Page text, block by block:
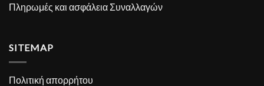
Πληρωμές και ασφάλεια Συναλλαγών
SITEMAP
Πολιτική απορρήτου